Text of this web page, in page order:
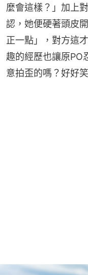
麼會這樣？」加上
認，她便硬著頭皮
正一點」，對方這
趣的經歷也讓原PO
意拍歪的嗎？好好笑